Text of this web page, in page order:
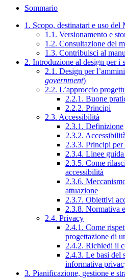
Sommario
1. Scopo, destinatari e uso
1.1. Versionamento e
1.2. Consultazione del
1.3. Contribuisci al
2. Introduzione al design per i
2.1. Design per
government)
2.2. L’approccio
2.2.1. Buone
2.2.2. Principi
2.3. Accessibilità
2.3.1. Definizione
2.3.2.
2.3.3. Principi per
2.3.4. Linee
2.3.5. Come
accessibilità
2.3.6.
attuazione
2.3.7. Obiettivi
2.3.8. Normativa
2.4. Privacy
2.4.1. Come
progettazione di
2.4.2. Richiedi il
2.4.3. Le basi del
informativa
3. Pianificazione, gestione e